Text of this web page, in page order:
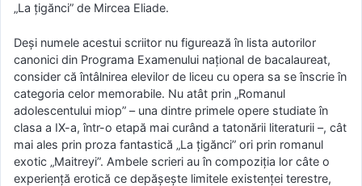
„La țigănci” de Mircea Eliade.
Deși numele acestui scriitor nu figurează în lista autorilor
canonici din Programa Examenului național de bacalaureat,
consider că întâlnirea elevilor de liceu cu opera sa se înscrie în
categoria celor memorabile. Nu atât prin „Romanul
adolescentului miop” – una dintre primele opere studiate în
clasa a IX-a, într-o etapă mai curând a tatonării literaturii –, cât
mai ales prin proza fantastică „La țigănci” ori prin romanul
exotic „Maitreyi”. Ambele scrieri au în compoziția lor câte o
experiență erotică ce depășește limitele existenței terestre,